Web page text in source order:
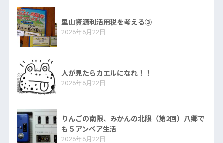
里山資源利活用税を考える③
2026年6月22日
人が見たらカエルになれ！！
2026年6月22日
りんごの南限、みかんの北限（第2回）八郷で
も５アンペア生活
2026年6月22日